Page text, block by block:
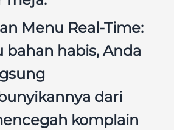
Menu Real-Time:
bahan habis, Anda
dari
komplain